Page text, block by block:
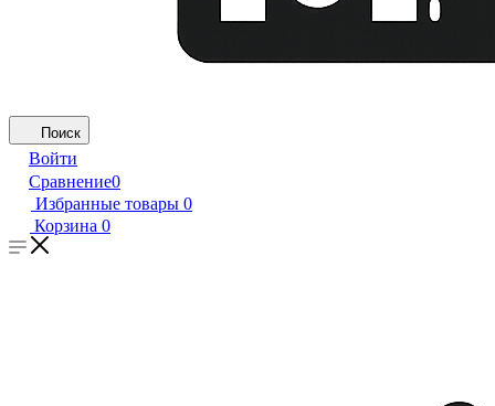
Поиск
Войти
Сравнение0
Избранные товары 0
Корзина 0